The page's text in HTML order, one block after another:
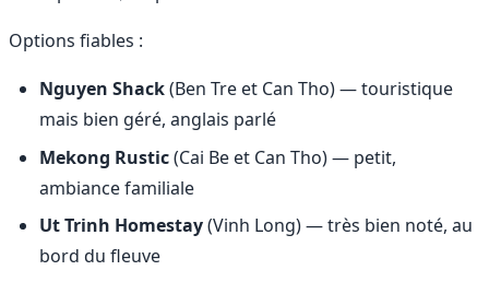
Options fiables :
Nguyen Shack(Ben Tre et Can Tho) — touristique
mais bien géré, anglais parlé
Mekong Rustic(Cai Be et Can Tho) — petit,
ambiance familiale
Ut Trinh Homestay(Vinh Long) — très bien noté, au
bord du fleuve